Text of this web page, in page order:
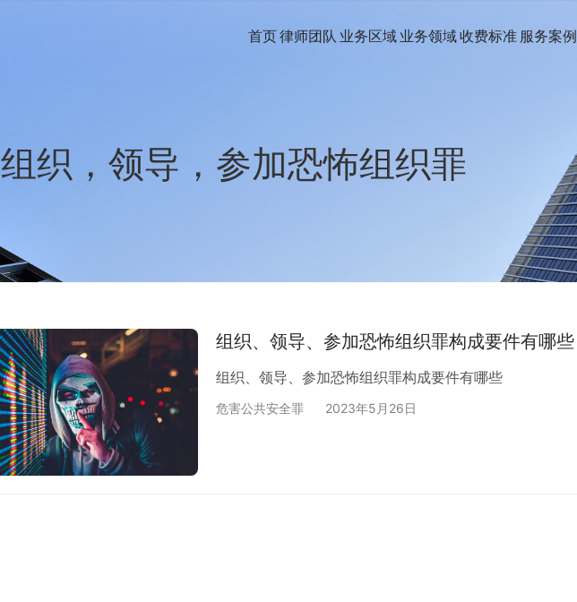
首页律师团队 业务区域 业务领域收费标准 服务案例
组织，领导，参加恐怖组织罪
组织、领导、参加恐怖组织罪构成要件有哪些
组织、领导、参加恐怖组织罪构成要件有哪些
危害公共安全罪 2023年5月26日